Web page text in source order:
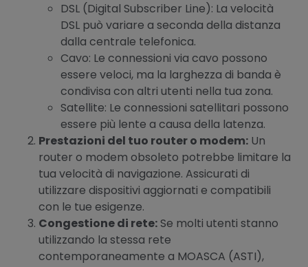
DSL (Digital Subscriber Line): La velocità
DSL può variare a seconda della distanza
dalla centrale telefonica.
Cavo: Le connessioni via cavo possono
essere veloci, ma la larghezza di banda è
condivisa con altri utenti nella tua zona.
Satellite: Le connessioni satellitari possono
essere più lente a causa della latenza.
Prestazioni del tuo router o modem: Un
router o modem obsoleto potrebbe limitare la
tua velocità di navigazione. Assicurati di
utilizzare dispositivi aggiornati e compatibili
con le tue esigenze.
Congestione di rete: Se molti utenti stanno
utilizzando la stessa rete
contemporaneamente a MOASCA (ASTI),